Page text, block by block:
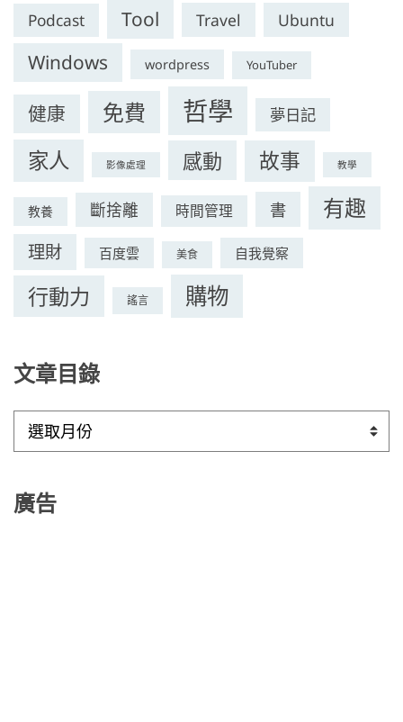
Podcast Tool Travel Ubuntu
Windows wordpress YouTuber
健康 免費 哲學 夢日記
家人 影像處理 感動 故事 教學
教養 斷捨離 時間管理 書 有趣
理財 百度雲 美食 自我覺察
行動力 謠言 購物
文章目錄
目
廣告